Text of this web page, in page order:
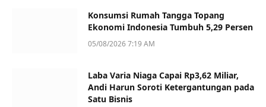
Konsumsi Rumah Tangga Topang
Ekonomi Indonesia Tumbuh 5,29 Persen
05/08/2026 7:19 AM
Laba Varia Niaga Capai Rp3,62 Miliar,
Andi Harun Soroti Ketergantungan pada
Satu Bisnis